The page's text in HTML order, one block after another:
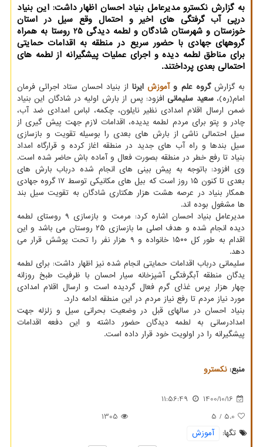
به گزارش نکسترو مدیرعامل بنیاد احسان اظهار داشت: این بنیاد
درپی آب گرفتگی های اخیر و احتمال وقع سیل در استان
خوزستان و شهرستان شادگان و لطمه دیدگی 25 روستا به همراه
گروههای جهادی با حضور سریع در منطقه به اقدامات حمایتی
برای مناطق لطمه دیده و اجرای عملیات پیشگیرانه از لطمه های
احتمالی بعدی پرداختند.
به گزارشگروه علم وآموزشایرنا از بنیاد احسان ستاد اجرائی فرمان
امام(ره)،سعید سلیمانی افزود: پس از بارش اولیه در شادگان این بنیاد
ضمن ارسال اقلام امدادی نظیر نایلون، چکمه، لباس امدادی ضد آب،
چادر و پتو برای مردم لطمه یدیده، اقدامات لازم جهت پیش گیری از
سیل احتمالی ناشی از بارش های بعدی را بوسیله تقویت و بازسازی
سیل بندها و راه آب های جدید در منطقه اغاز کرده و قرارگاه امداد
بنیاد تا رفع خطر در منطقه بصورت فعال و آماده باش حاضر شده است.
وی افزود: باتوجه به پیش بینی های انجام شده درباب بارش های
بعدی تا کنون ۱۵ روز است که بیل های مکانیکی توسط ۱۷ گروه جهادی
همکار بنیاد در عرصه هشت هزار هکتاری شادگان به تقویت سیل بند
ها مشغول بوده اند.
مدیرعامل بنیاد احسان اشاره کرد: مرمت و بازسازی ۹ روستای لطمه
دیده انجام شده و هدف اصلی ما بازسازی ۲۵ روستان می باشد و این
اقدام به طور کل ۱۵۰۰ خانواده و ۹ هزار نفر را تحت پوشش قرار می
دهد.
سلیمانی درباب اقدامات حمایتی انجام شده نیز اظهار داشت: برای لطمه
یدگان منطقه آبگرفتگی آشپزخانه سیار احسان با ظرفیت طبخ روزانه
چهار هزار پرس غذای گرم فعال گردیده است و ارسال اقلام امدادی
مورد نیاز مردم تا رفع نیاز مردم در این منطقه ادامه دارد.
بنیاد احسان در سالهای قبل در وضعیت بحرانی سیل و زلزله جهت
امدادرسانی به لطمه دیدگان حضور داشته و این دفعه اقدامات
پیشگیرانه را در اولویت خود قرار داده است.
منبع:نكسترو
1400/10/16
11:56:49
5.0
/ 5
1305
تگها:
آموزش